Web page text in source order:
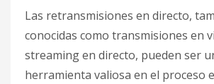
Las retransmisiones en directo,
conocidas como transmisiones en
streaming en directo, pueden ser
herramienta valiosa en el proceso